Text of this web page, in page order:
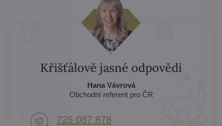
Křišťálově jasné odpovědi
Hana Vávrová
Obchodní referent pro ČR
725 087 878​